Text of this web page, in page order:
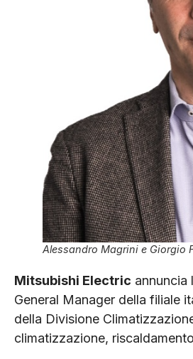
Alessandro Magrini e Giorgio
Mitsubishi Electric annuncia
General Manager della filiale
della Divisione
climatizzazione,